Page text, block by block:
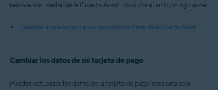
renovación mediante la Cuenta Avast, consulta el artículo siguiente:
Cancelar la renovación de una suscripción a través de tu Cuenta Avast
Cambiar los datos de mi tarjeta de pago
Puedes actualizar los datos de la tarjeta de pago para una sola